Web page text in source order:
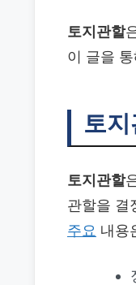
토지관할
이 글을 통
토
토지관할
관할을 결
주요 내용